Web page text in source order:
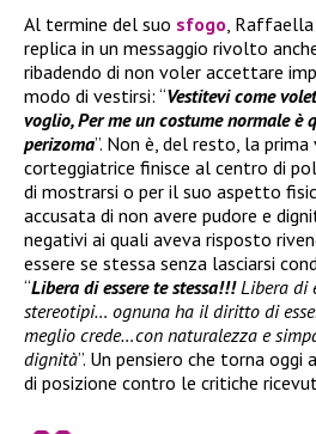
Al termine del suo sfogo,
replica in un messaggio rivolto
ribadendo di non voler accettare
modo di vestirsi: “Vestitevi come
voglio, Per me un costume normale è
perizoma”. Non è, del resto, la prima
corteggiatrice finisce al centro di
di mostrarsi o per il suo aspetto
accusata di non avere pudore e
negativi ai quali aveva risposto
essere se stessa senza lasciarsi
“Libera di essere te stessa!!!Libera di
stereotipi… ognuna ha il diritto di
meglio crede…con naturalezza e
dignità”. Un pensiero che torna
di posizione contro le critiche